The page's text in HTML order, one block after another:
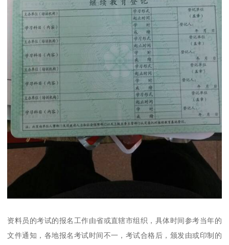
资料员的考试的报名工作由省或直辖市组织，具体时间参考当年的
文件通知，各地报名考试时间不一，考试合格后，颁发由或印制的